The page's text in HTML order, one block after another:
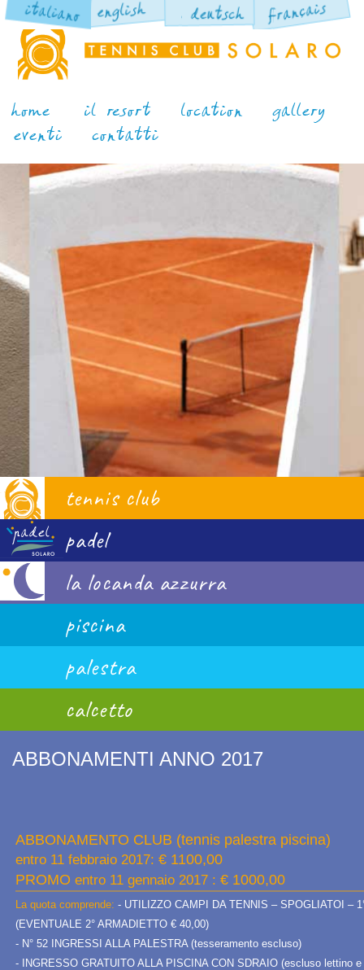
tennis club
padel
la locanda azzurra
piscina
palestra
calcetto
ABBONAMENTI ANNO 2017
ABBONAMENTO CLUB (tennis palestra piscina)
entro 11 febbraio 2017: € 1100,00
PROMO entro 11 gennaio 2017 : € 1000,00
La quota comprende: - UTILIZZO CAMPI DA TENNIS – SPOGLIATOI –
(EVENTUALE 2° ARMADIETTO € 40,00)
- N° 52 INGRESSI ALLA PALESTRA (tesseramento escluso)
- INGRESSO GRATUITO ALLA PISCINA CON SDRAIO (escluso lettino e